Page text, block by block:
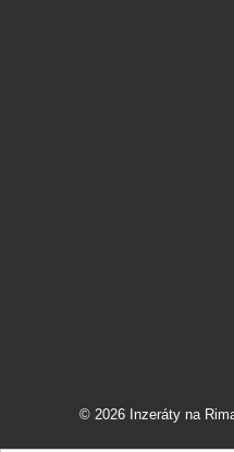
© 2026 Inzeráty na